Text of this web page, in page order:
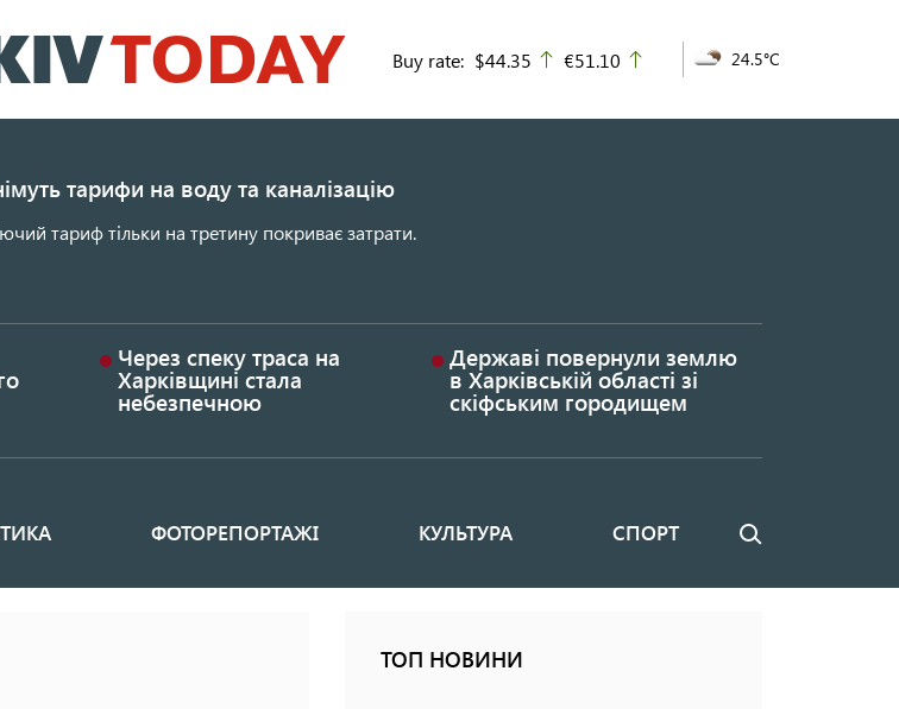
до
основного
Buy rate: $44.35 up
€51.10 24.5°C
тарифи на воду та каналізацію
тариф тільки на третину покриває затрати.
Через спеку траса на
Харківщині стала
небезпечною
Державі повернули землю
в Харківській області зі
скіфським городищем
ФОТОРЕПОРТАЖІ КУЛЬТУРА СПОРТ Пошук
ТОП НОВИНИ